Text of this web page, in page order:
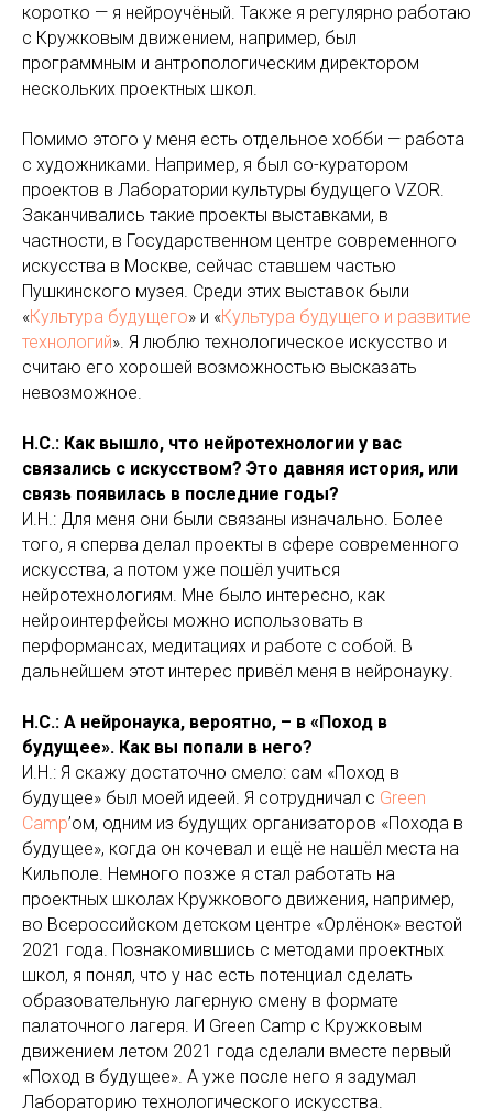
коротко — я нейроучёный. Также я регулярно работаю
с Кружковым движением, например, был
программным и антропологическим директором
нескольких проектных школ.
Помимо этого у меня есть отдельное хобби — работа
с художниками. Например, я был со-куратором
проектов в Лаборатории культуры будущего VZOR.
Заканчивались такие проекты выставками, в
частности, в Государственном центре современного
искусства в Москве, сейчас ставшем частью
Пушкинского музея. Среди этих выставок были
«Культура будущего» и «Культура будущего и развитие
технологий». Я люблю технологическое искусство и
считаю его хорошей возможностью высказать
невозможное.
Н.С.: Как вышло, что нейротехнологии у вас
связались с искусством? Это давняя история, или
связь появилась в последние годы?
И.Н.: Для меня они были связаны изначально. Более
того, я сперва делал проекты в сфере современного
искусства, а потом уже пошёл учиться
нейротехнологиям. Мне было интересно, как
нейроинтерфейсы можно использовать в
перформансах, медитациях и работе с собой. В
дальнейшем этот интерес привёл меня в нейронауку.
Н.С.: А нейронаука, вероятно, – в «Поход в
будущее». Как вы попали в него?
И.Н.: Я скажу достаточно смело: сам «Поход в
будущее» был моей идеей. Я сотрудничал с Green
Camp’ом, одним из будущих организаторов «Похода в
будущее», когда он кочевал и ещё не нашёл места на
Кильполе. Немного позже я стал работать на
проектных школах Кружкового движения, например,
во Всероссийском детском центре «Орлёнок» вестой
2021 года. Познакомившись с методами проектных
школ, я понял, что у нас есть потенциал сделать
образовательную лагерную смену в формате
палаточного лагеря. И Green Camp с Кружковым
движением летом 2021 года сделали вместе первый
«Поход в будущее». А уже после него я задумал
Лабораторию технологического искусства.